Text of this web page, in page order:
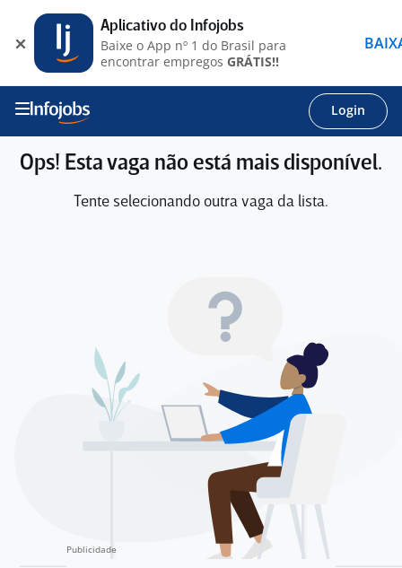
Login
Ops! Esta vaga não está mais disponível.
Tente selecionando outra vaga da lista.
Aplicativo do Infojobs
Baixe o App nº 1 do Brasil para
encontrar empregos GRÁTIS!!